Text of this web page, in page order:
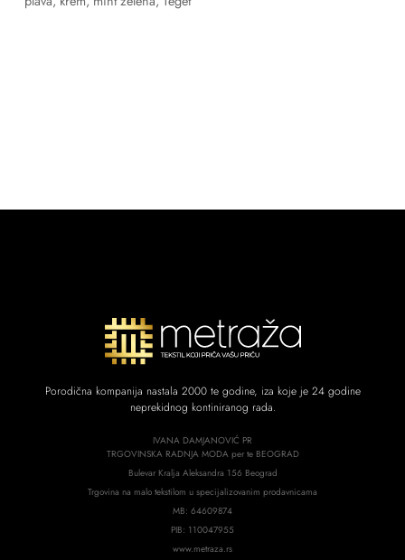
Porodična kompanija nastala 2000 te godine, iza koje je 24 godine
neprekidnog kontiniranog rada.
IVANA DAMJANOVIĆ PR
TRGOVINSKA RADNJA MODA per te BEOGRAD
Bulevar Kralja Aleksandra 156 Beograd
Trgovina na malo tekstilom u specijalizovanim prodavnicama
MB: 64609874
PIB: 110047955
www.metraza.rs